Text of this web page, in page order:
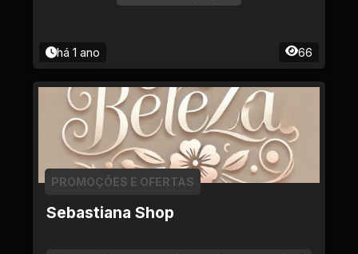
há 1 ano 66
Sebastiana Shop
PROMOÇÕES E OFERTAS